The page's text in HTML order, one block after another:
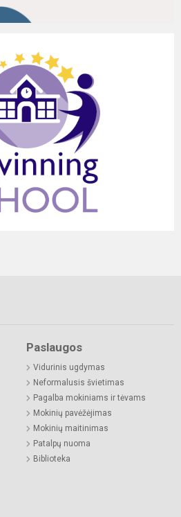
Paslaugos
Vidurinis ugdymas
Neformalusis švietimas
Pagalba mokiniams ir tėvams
Mokinių pavėžėjimas
Mokinių maitinimas
Patalpų nuoma
Biblioteka